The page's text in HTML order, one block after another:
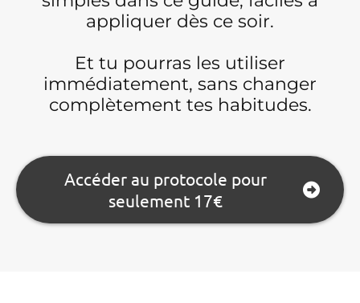
appliquer dès ce soir.
Et tu pourras les utiliser
immédiatement, sans changer
complètement tes habitudes.
Accéder au protocole pour
seulement 17€